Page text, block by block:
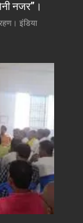
नजर”।
इंडिया